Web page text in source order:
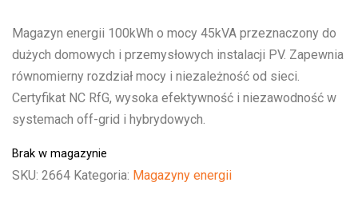
Magazyn energii 100kWh o mocy 45kVA przeznaczony do
dużych domowych i przemysłowych instalacji PV. Zapewnia
równomierny rozdział mocy i niezależność od sieci.
Certyfikat NC RfG, wysoka efektywność i niezawodność w
systemach off-grid i hybrydowych.
Brak w magazynie
SKU: 2664 Kategoria: Magazyny energii